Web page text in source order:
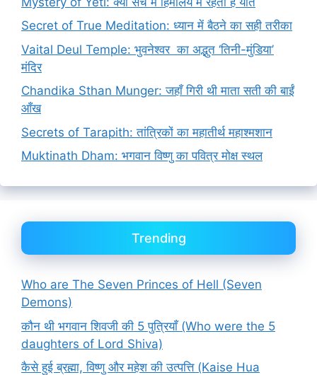
Secret of True Meditation: ध्यान में बैठने का सही तरीका
Vaital Deul Temple: भुवनेश्वर का अद्भुत ‘तिनी-मुंडिया’
मंदिर
Chandika Sthan Munger: जहाँ गिरी थी माता सती की बाईं
आँख
Secrets of Tarapith: तांत्रिकों का महातीर्थ महाश्मशान
Muktinath Dham: भगवान विष्णु का पवित्र मोक्ष स्थल
Trending
Who are The Seven Princes of Hell (Seven
Demons)
कौन थी भगवान शिवजी की 5 पुत्रियाँ (Who were the 5
daughters of Lord Shiva)
कैसे हुई ब्रह्मा, विष्णु और महेश की उत्पत्ति (Kaise Hua